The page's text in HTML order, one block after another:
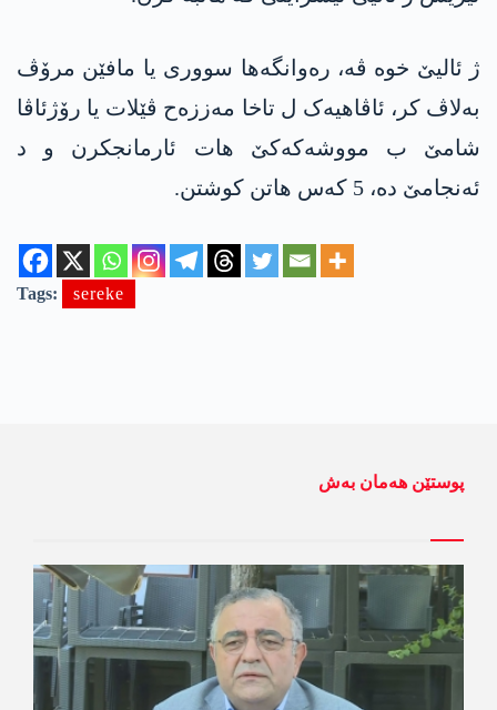
ژ ئالیێ خوە ڤە، رەوانگەھا سووری یا مافێن مرۆڤ
بەلاڤ کر، ئاڤاھیەک ل تاخا مەززەح ڤێلات یا رۆژئاڤا
شامێ ب مووشەکەکێ ھات ئارمانجکرن و د
ئەنجامێ دە، 5 کەس ھاتن کوشتن.
Tags: sereke
پوستێن ھەمان بەش